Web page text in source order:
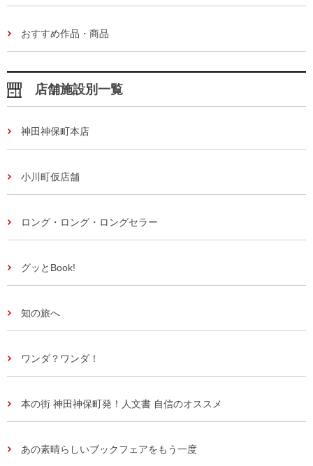
おすすめ作品・商品
店舗施設別一覧
神田神保町本店
小川町仮店舗
ロング・ロング・ロングセラー
グッとBook!
知の旅へ
ワンダ？ワンダ！
本の街 神田神保町発！人文書 自信のオススメ
あの素晴らしいブックフェアをもう一度